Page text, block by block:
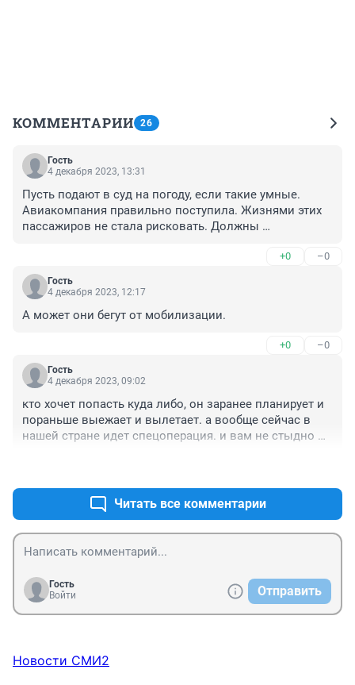
КОММЕНТАРИИ 26
Гость
4 декабря 2023, 13:31
Пусть подают в суд на погоду, если такие умные.
Авиакомпания правильно поступила. Жизнями этих
пассажиров не стала рисковать. Должны
+0 –0
Гость
4 декабря 2023, 12:17
А может они бегут от мобилизации.
+0 –0
Гость
4 декабря 2023, 09:02
кто хочет попасть куда либо, он заранее планирует и
пораньше выежает и вылетает. а вообще сейчас в
нашей стране идет спецоперация. и вам не стыдно
Читать все комментарии
Гость
Войти
Отправить
Новости СМИ2